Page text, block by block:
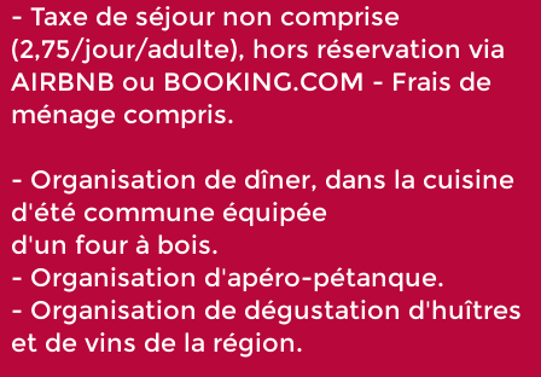
- Taxe de séjour non comprise
(2,75/jour/adulte), hors réservation via
AIRBNB ou BOOKING.COM - Frais de
ménage compris.
- Organisation de dîner, dans la cuisine
d'été commune équipée
d'un four à bois.
- Organisation d'apéro-pétanque.
- Organisation de dégustation d'huîtres
et de vins de la région.